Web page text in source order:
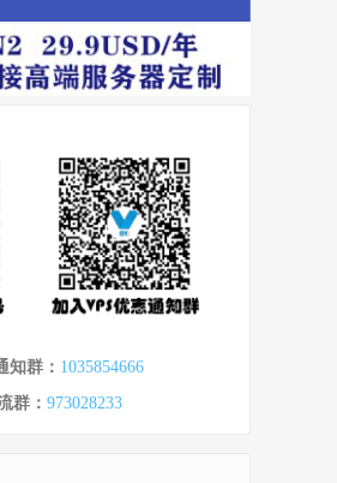
知群： 1035854666
群： 973028233